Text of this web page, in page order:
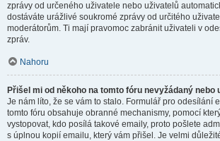
zprávy od určeného uživatele nebo uživatelů
dostáváte urážlivé soukromé zprávy od určitého
moderátorům. Ti mají pravomoc zabránit uživateli v
zpráv.
Nahoru
Přišel mi od někoho na tomto fóru nevyžádaný nebo
Je nám líto, že se vám to stalo. Formulář pro odesílání
tomto fóru obsahuje obranné mechanismy, pomocí
vystopovat, kdo posílá takové emaily, proto pošlete
s úplnou kopií emailu, který vám přišel. Je velmi